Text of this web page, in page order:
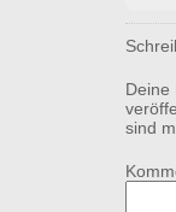
Deine
sind